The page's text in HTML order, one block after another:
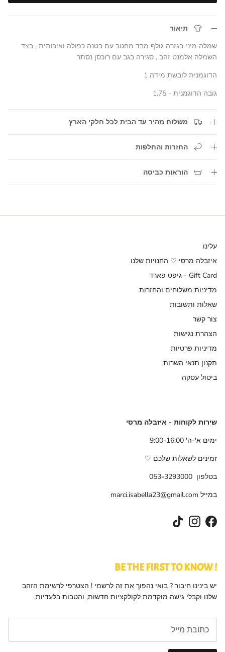
תיאור
שמלה מיני בגזרה גולף מבד מחטב עם בטנה כפולה ואיכותית , בצד
השמלה אלמנט זהב , סגירה בגב עם רוכסן נסתר
הדוגמנית לובשת מידה 1
גובה הדוגמנית - 1.75
משלוח מהיר עד הבית לכל חלקי הארץ
החזרות והחלפות
הוראות כביסה
עלינו
איזבלה מרסי ♡ החנויות שלנו
Gift Card - גיפט פארד
מדיניות משלוחים והחזרות
שאלות ותשובות
צור קשר
הצהרת נגישות
מדיניות פרטיות
תקנון תנאי השרות
ביטול עסקה
שירות לקוחות - איזבלה מרסי
ימים א'-ה' 9:00-16:00
זמינים לשאלות שלכם ♡
בטלפון
053-3293000
במייל marci.isabella23@gmail.com
Facebook
Instagram
TikTok
! BE THE FIRST TO KNOW
יש בינינו חיבור ? בואי נהפוך את זה לרשמי ! הצטרפי לרשימת הזהב
שלנו וקבלי גישה מוקדמת לקולקציות חדשות, והטבות בלעדיות.